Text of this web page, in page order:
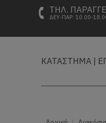
ΤΗΛ.
ΔΕΥ-ΠΑΡ: 10.00-
ΚΑΤΑΣΤΗΜΑ |